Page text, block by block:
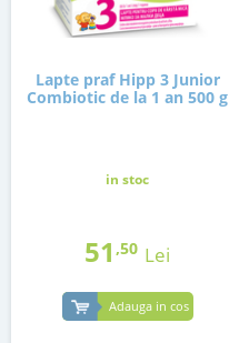
Lapte praf Hipp 3 Junior
Combiotic de la 1 an 500 g
in stoc
51 ,50 Lei
Adauga in cos